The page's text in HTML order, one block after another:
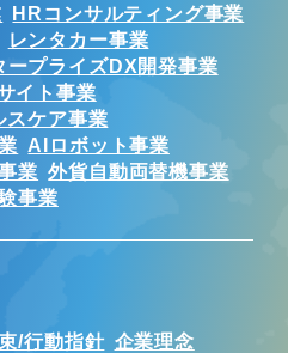
HRコンサルティング事業
レンタカー事業
ープライズDX開発事業
イト事業
スケア事業
AIロボット事業
業 外貨自動両替機事業
事業
/行動指針 企業理念